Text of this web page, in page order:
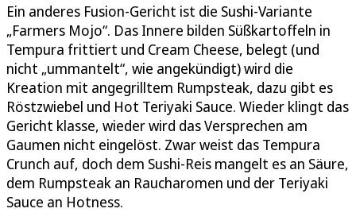
Ein anderes Fusion-Gericht ist die Sushi-Variante
„Farmers Mojo“. Das Innere bilden Süßkartoffeln in
Tempura frittiert und Cream Cheese, belegt (und
nicht „ummantelt“, wie angekündigt) wird die
Kreation mit angegrilltem Rumpsteak, dazu gibt es
Röstzwiebel und Hot Teriyaki Sauce. Wieder klingt das
Gericht klasse, wieder wird das Versprechen am
Gaumen nicht eingelöst. Zwar weist das Tempura
Crunch auf, doch dem Sushi-Reis mangelt es an Säure,
dem Rumpsteak an Raucharomen und der Teriyaki
Sauce an Hotness.